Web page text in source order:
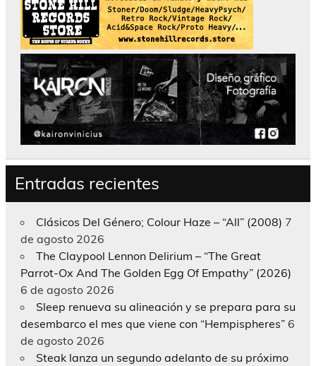
Entradas recientes
Clásicos Del Género; Colour Haze – “All” (2008) 7
de agosto 2026
The Claypool Lennon Delirium – “The Great
Parrot-Ox And The Golden Egg Of Empathy” (2026)
6 de agosto 2026
Sleep renueva su alineación y se prepara para su
desembarco el mes que viene con “Hempispheres” 6
de agosto 2026
Steak lanza un segundo adelanto de su próximo